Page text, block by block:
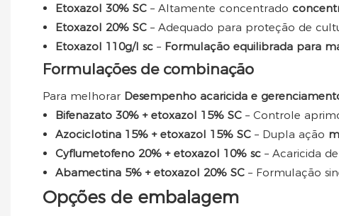
Etoxazol 30% SC – Altamente concentrado
Etoxazol 20% SC – Adequado para proteção de
Etoxazol 110g/l sc – Formulação equilibrada para
Formulações de combinação
Para melhorar Desempenho acaricida e
Bifenazato 30% + etoxazol 15% SC – Controle
Azociclotina 15% + etoxazol 15% SC – Dupla ação
Cyflumetofeno 20% + etoxazol 10% sc – Acaricida
Abamectina 5% + etoxazol 20% SC – Formulação
Opções de embalagem